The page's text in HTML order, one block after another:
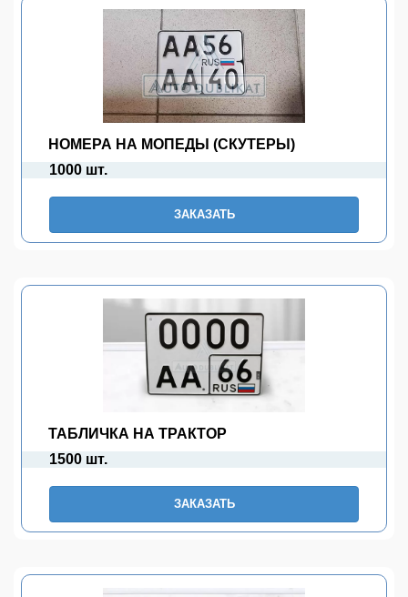
НОМЕРА НА МОПЕДЫ (СКУТЕРЫ)
1000 шт.
ЗАКАЗАТЬ
ТАБЛИЧКА НА ТРАКТОР
1500 шт.
ЗАКАЗАТЬ